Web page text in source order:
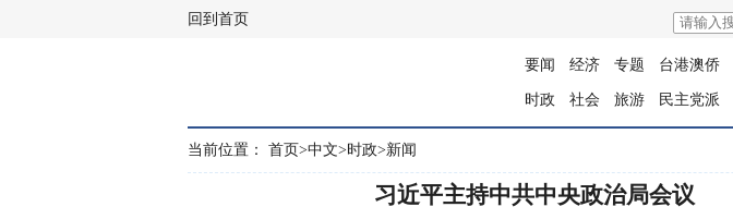
回到首页
要闻 经济 专题 台港澳侨
时政 社会 旅游 民主党派
当前位置： 首页>中文>时政>新闻
习近平主持中共中央政治局会议